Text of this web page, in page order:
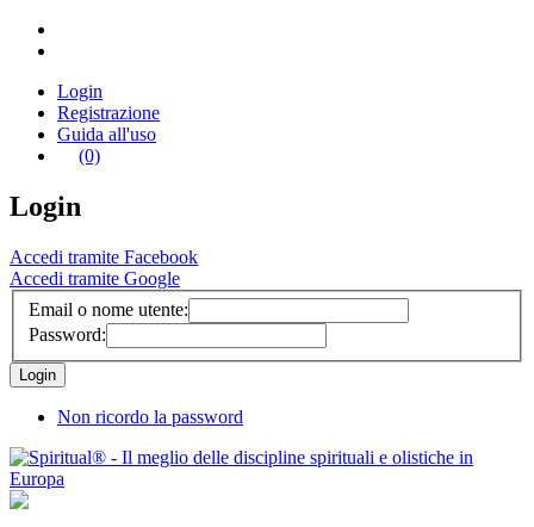
Login
Registrazione
Guida all'uso
(0)
Login
Accedi tramite Facebook
Accedi tramite Google
Email o nome utente:
Password:
Non ricordo la password